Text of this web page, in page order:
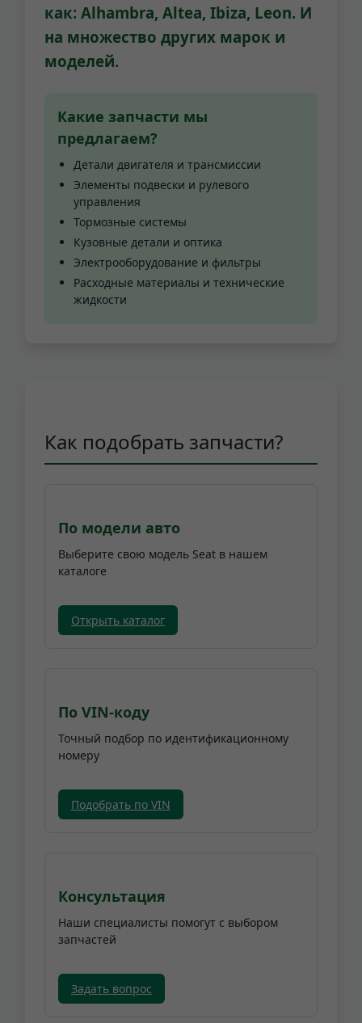
как: Alhambra, Altea, Ibiza, Leon. И
на множество других марок и
моделей.
Какие запчасти мы
предлагаем?
Детали двигателя и трансмиссии
Элементы подвески и рулевого
управления
Тормозные системы
Кузовные детали и оптика
Электрооборудование и фильтры
Расходные материалы и технические
жидкости
Как подобрать запчасти?
По модели авто
Выберите свою модель Seat в нашем
каталоге
Открыть каталог
По VIN-коду
Точный подбор по идентификационному
номеру
Подобрать по VIN
Консультация
Наши специалисты помогут с выбором
запчастей
Задать вопрос